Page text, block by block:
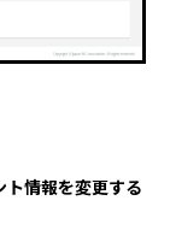
ト情報を変更する